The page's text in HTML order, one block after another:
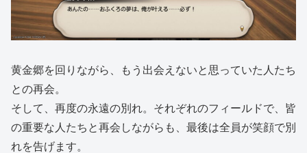
黄金郷を回りながら、もう出会えないと思っていた人たち
との再会。
そして、再度の永遠の別れ。それぞれのフィールドで、皆
の重要な人たちと再会しながらも、最後は全員が笑顔で別
れを告げます。